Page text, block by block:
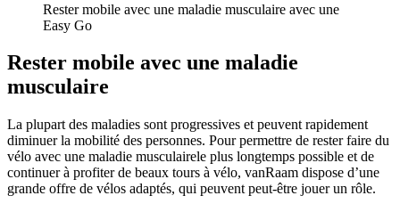
Rester mobile avec une maladie musculaire avec une
Easy Go
Rester mobile avec une maladie
musculaire
La plupart des maladies sont progressives et peuvent rapidement
diminuer la mobilité des personnes. Pour permettre de rester faire du
vélo avec une maladie musculairele plus longtemps possible et de
continuer à profiter de beaux tours à vélo, vanRaam dispose d’une
grande offre de vélos adaptés, qui peuvent peut-être jouer un rôle.